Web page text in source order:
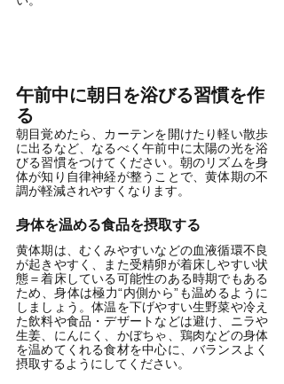
午前中に朝日を浴びる習慣を作
る
朝目覚めたら、カーテンを開けたり軽い散歩
に出るなど、なるべく午前中に太陽の光を浴
びる習慣をつけてください。朝のリズムを身
体が知り自律神経が整うことで、黄体期の不
調が軽減されやすくなります。
身体を温める食品を摂取する
黄体期は、むくみやすいなどの血液循環不良
が起きやすく、また受精卵が着床しやすい状
態＝着床している可能性のある時期でもある
ため、身体は極力“内側から”も温めるように
しましょう。体温を下げやすい生野菜や冷え
た飲料や食品・デザートなどは避け、ニラや
生姜、にんにく、かぼちゃ、鶏肉などの身体
を温めてくれる食材を中心に、バランスよく
摂取するようにしてください。